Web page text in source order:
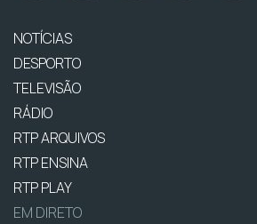
NOTÍCIAS
DESPORTO
TELEVISÃO
RÁDIO
RTP ARQUIVOS
RTP ENSINA
RTP PLAY
EM DIRETO